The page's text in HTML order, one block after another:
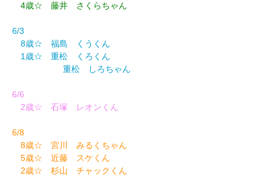
4歳☆ 藤井 さくらちゃん
6/3
8歳☆ 福島 くうくん
1歳☆ 重松 くろくん
重松 しろちゃん
6/6
2歳☆ 石塚 レオンくん
6/8
8歳☆ 宮川 みるくちゃん
5歳☆ 近藤 スケくん
2歳☆ 杉山 チャックくん